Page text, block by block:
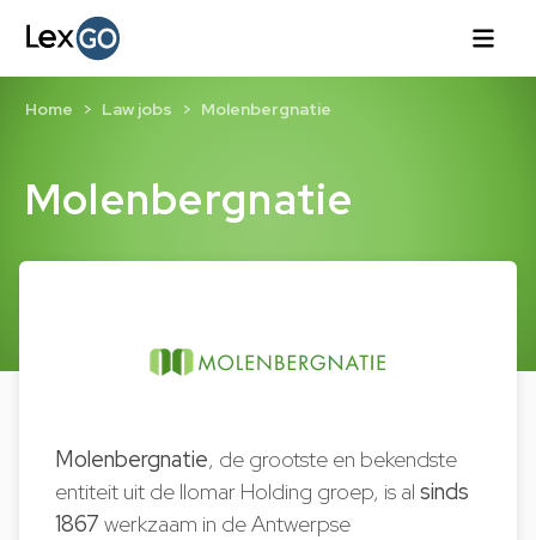
Molenbergnatie
Home Law jobs Molenbergnatie
Molenbergnatie, de grootste en bekendste
entiteit uit de Ilomar Holding groep, is alsinds
1867 werkzaam in de Antwerpse